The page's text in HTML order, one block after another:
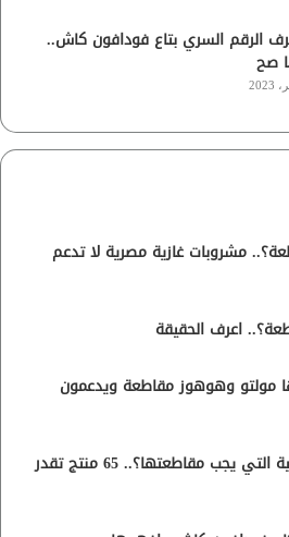
الرقم السري بتاع فودافون كاش..
صح
مشروبات غازية مصرية لا تدعم
اعرف الحقيقة
مولتو وهوهوز مقاطعة ويدعمون
ما هي المنتجات الإسرائيلية التي يجب مقاطعتها؟.. 65 منتج تقدر